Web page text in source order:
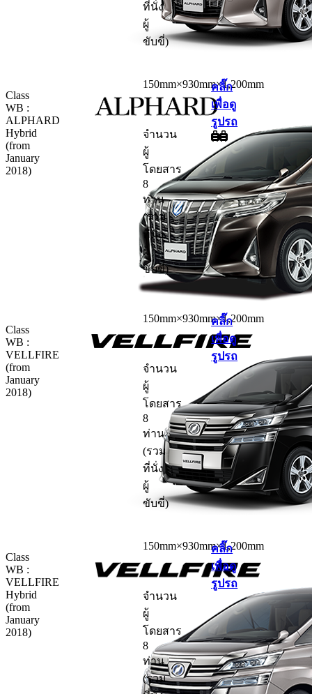
ที่นั่ง
ผู้
ขับขี่)
Class
WB :
ALPHARD
Hybrid
(from
January
2018)
150mm×930mm×1,200mm
จำนวน
ผู้
โดยสาร
8
ท่าน
(รวม
ที่นั่ง
ผู้
ขับขี่)
คลิ๊ก
เพื่อดู
รูปรถ
Class
WB :
VELLFIRE
(from
January
2018)
150mm×930mm×1,200mm
จำนวน
ผู้
โดยสาร
8
ท่าน
(รวม
ที่นั่ง
ผู้
ขับขี่)
คลิ๊ก
เพื่อดู
รูปรถ
Class
WB :
VELLFIRE
Hybrid
(from
January
2018)
150mm×930mm×1,200mm
จำนวน
ผู้
โดยสาร
8
ท่าน
(รวม
คลิ๊ก
เพื่อดู
รูปรถ